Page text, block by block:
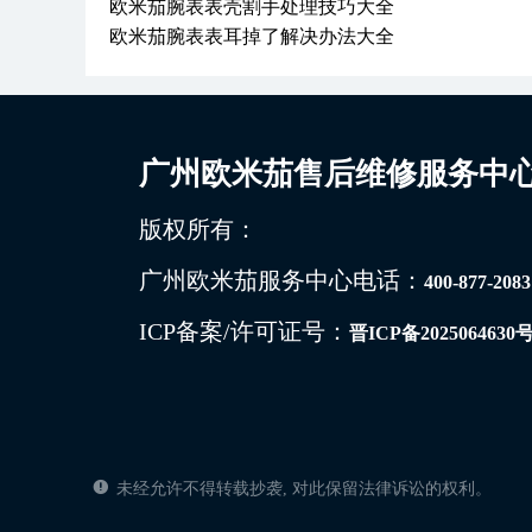
欧米茄腕表表壳割手处理技巧大全
欧米茄腕表表耳掉了解决办法大全
广州欧米茄售后维修服务中
版权所有：
广州欧米茄服务中心电话： 400-877-2083
ICP备案/许可证号： 晋ICP备2025064630
未经允许不得转载抄袭, 对此保留法律诉讼的权利。